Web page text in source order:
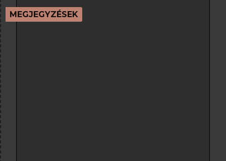
MEGJEGYZÉSEK